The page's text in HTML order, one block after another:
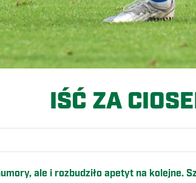
IŚĆ ZA
ale i rozbudziło apetyt na kolejne.